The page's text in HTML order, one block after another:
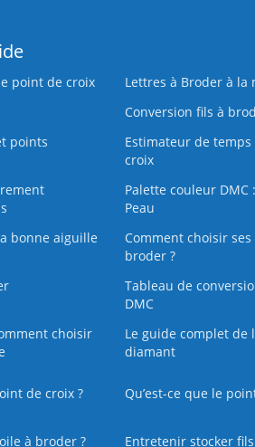
point de croix
Lettres à Broder à la
Conversion fils à
points
Estimateur de temps
croix
Palette couleur DMC
Peau
bonne aiguille
Comment choisir ses
broder ?
Tableau de
DMC
choisir
Le guide complet de
diamant
de croix ? Qu’est-ce que le
à broder ? Entretenir stocker